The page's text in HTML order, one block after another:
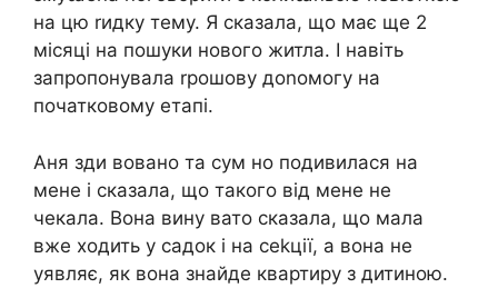
на цю rидку тему. Я сказала, що має ще 2
місяці на пошуки нового житла. І навіть
запропонувала rрошову доnомогу на
початковому етапі.
Аня зди вовано та сум но подивилася на
мене і сказала, що такого від мене не
чекала. Вона вину вато сказала, що мала
вже ходить у садок і на сеkції, а вона не
уявляє, як вона знайде квартиру з дитиною.